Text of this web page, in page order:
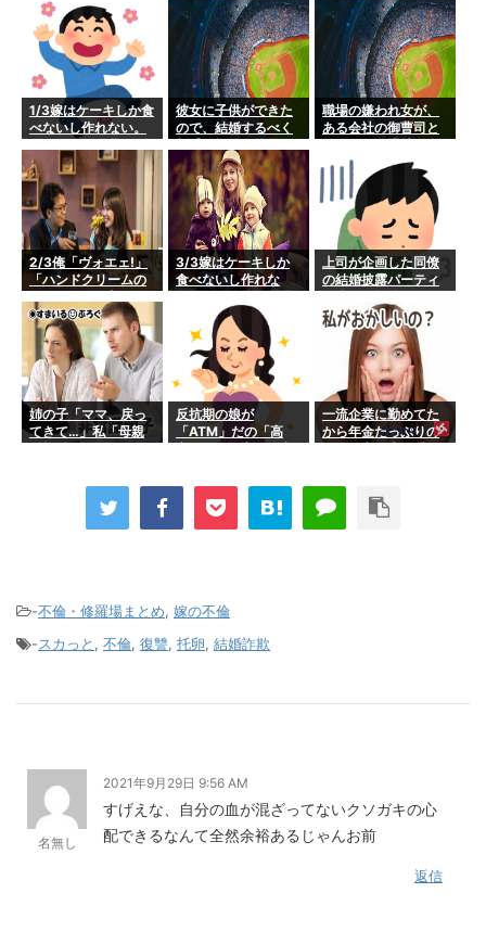
んか食えるか！臭
い！」なぜ匂いを自
身につけたがるの
か？→話し合いをす
ると、嫁の過去のト
ラウマがそうさせて
いた…
血で倒れて、嫁父に
俺が殴られた→俺
「だから肉とか野菜
食えって！」嫁「嫌
いなものを食べさせ
るのはDV」俺「」→
キチ修羅場に。
んか食えるか！臭
い！」なぜ匂いを自
身につけたがるの
か？→話し合いをす
ると、嫁の過去のト
ラウマがそうさせて
いた…
1/3嫁はケーキしか食
べないし作れない。
倒れて、嫁父に俺が
殴られた→俺「だか
ら肉とか野菜食えっ
て！」嫁「嫌いなも
のを食べさせるのは
DV」俺「」→キチ修
羅場に。
彼女に子供ができた
ので、結婚するべく
考えていた。すると
数日後、知らない番
号から電話が掛かっ
て来て…
職場の嫌われ女が、
ある会社の御曹司と
われ女「披露宴に来
てね～」同僚達(嫌
だ…)上司「話し合っ
て5人は出席しなさ
い」→とんでもない
事に…
2/3俺「ヴォエェ!」
「ハンドクリームの
んか食えるか！臭
い！」なぜ匂いを自
身につけたがるの
か？→話し合いをす
ると、嫁の過去のト
ラウマがそうさせて
いた…
3/3嫁はケーキしか
食べないし作れな
血で倒れて、嫁父に
俺が殴られた→俺
「だから肉とか野菜
食えって！」嫁「嫌
いなものを食べさせ
るのはDV」俺「」→
キチ修羅場に。
上司が企画した同僚
の結婚披露パーティ
た。当日、会場行っ
たら席がない。何故
か私達をずーっと睨
んでる上司奥…どう
いう事？？
姉の子「ママ、戻っ
てきて…」私「母親
→沈黙する姉の子の
表情が忘れられな
反抗期の娘が
「ATM」だの「高
レ、悪口や悪態を始
めた。面白いから俺
も妻も子供以上にグ
一流企業に勤めてた
から年金たっぷりの
三昧。将来のために
無駄遣いは控えて欲
しいと言ってやりた
-不倫・修羅場まとめ, 嫁の不倫
-スカっと , 不倫, 復讐, 托卵, 結婚詐欺
名無し
2021年9月29日 9:56 AM
すげえな、自分の血が混ざってないクソガキの心
配できるなんて全然余裕あるじゃんお前
返信